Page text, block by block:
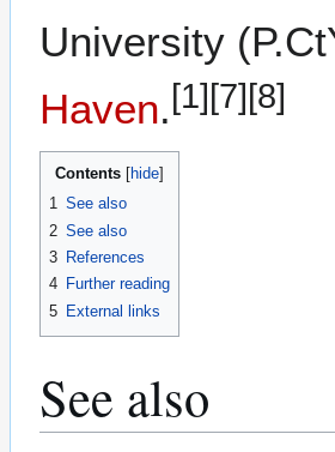
University
Haven. [1] [7] [8]
Contents
1 See also
2 See also
3 References
4 Further reading
5 External links
See also